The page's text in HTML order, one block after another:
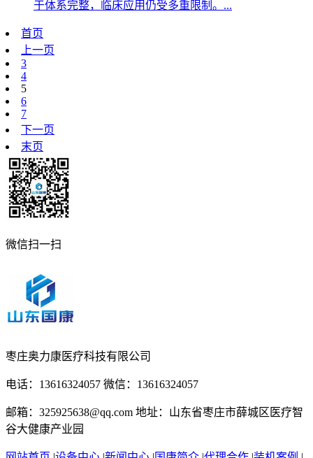
于体系完整，临床应用仍受多重限制。...
首页
上一页
3
4
5
6
7
下一页
末页
微信扫一扫
枣庄奥力康医疗科技有限公司
电话：13616324057 微信：13616324057
邮箱：325925638@qq.com 地址：山东省枣庄市薛城区医疗智
谷大健康产业园